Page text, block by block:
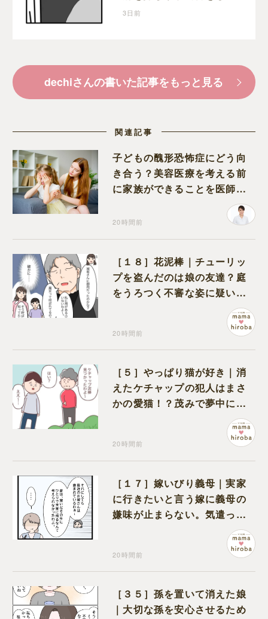
かったと責める夫
3日前
dechiさんの書いた記事をもっと見る
関連記事
子どもの醜形恐怖症にどう向
き合う？美容医療を考える前
に家族ができることを医師が
20時間前
［１８］花泥棒｜チューリッ
プを盗んだのは娘の友達？庭
をうろつく不審な姿に疑いが
20時間前
［５］やっぱり猫が好き｜消
えたケチャップの犯人はまさ
かの愛猫！？茂みで夢中にな
20時間前
［１７］嫁いびり義母｜実家
に行きたいと言う嫁に義母の
嫌味が止まらない。気遣って
20時間前
［３５］孫を置いて消えた娘
｜大切な孫を安心させるため